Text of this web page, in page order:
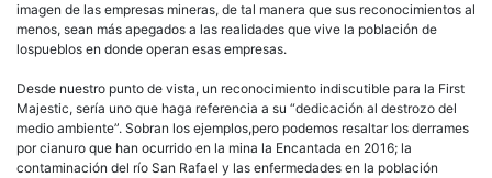
imagen de las empresas mineras, de tal manera que sus reconocimientos al
menos, sean más apegados a las realidades que vive la población de
lospueblos en donde operan esas empresas.
Desde nuestro punto de vista, un reconocimiento indiscutible para la First
Majestic, sería uno que haga referencia a su “dedicación al destrozo del
medio ambiente”. Sobran los ejemplos,pero podemos resaltar los derrames
por cianuro que han ocurrido en la mina la Encantada en 2016; la
contaminación del río San Rafael y las enfermedades en la población